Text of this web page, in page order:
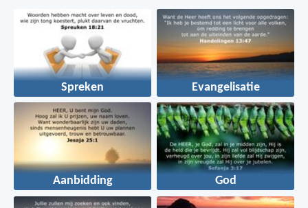
Spreken Evangelisatie
Aanbidding God